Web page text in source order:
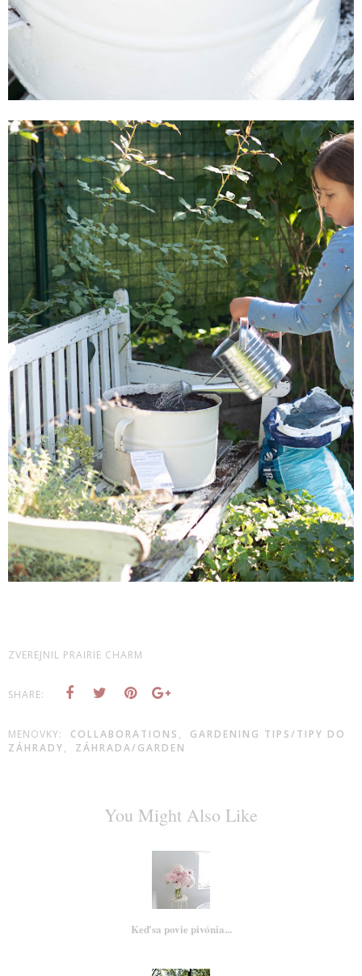
ZVEREJNIL PRAIRIE CHARM
SHARE:
MENOVKY: COLLABORATIONS ,
GARDENING TIPS/TIPY DO
ZÁHRADY, ZÁHRADA/GARDEN
You Might Also Like
Keď sa povie pivónia...